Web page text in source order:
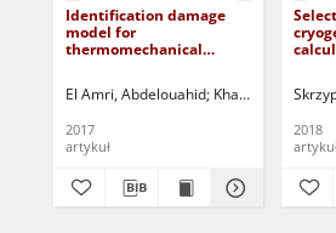
Identification damage
model for
thermomechanical
El Amri, Abdelouahid Khamlichi,
2017
artykuł
2018